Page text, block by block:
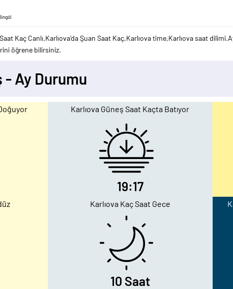
Kaç Canlı,Karlıova'da Şuan Saat Kaç,Karlıova time,Karlıova saat
öğrene bilirsiniz.
- Ay Durumu
Karlıova Güneş Saat Kaçta Batıyor
19:17
Karlıova Kaç Saat Gece
10 Saat